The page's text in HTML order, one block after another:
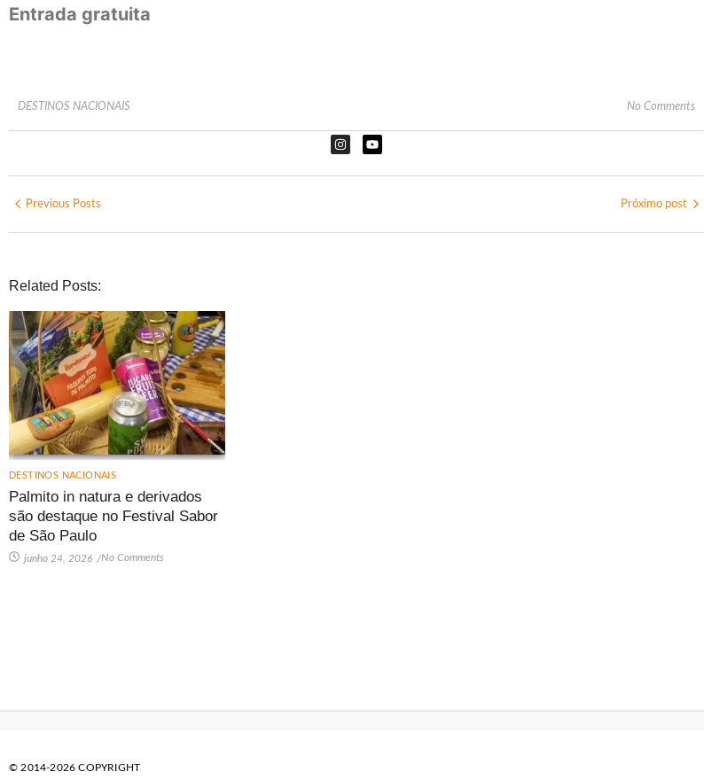
Entrada gratuita
DESTINOS NACIONAIS No Comments
Previous Posts Próximo post
Related Posts:
DESTINOS NACIONAIS
Palmito in natura e derivados
são destaque no Festival Sabor
de São Paulo
junho 24, 2026 /No Comments
© 2014-2026 COPYRIGHT